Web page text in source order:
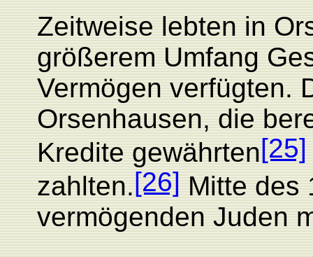
Zeitweise lebten in
größerem Umfang
Vermögen verfügten.
Orsenhausen, die
Kredite gewährten[25]
zahlten.[26]Mitte des
vermögenden Juden